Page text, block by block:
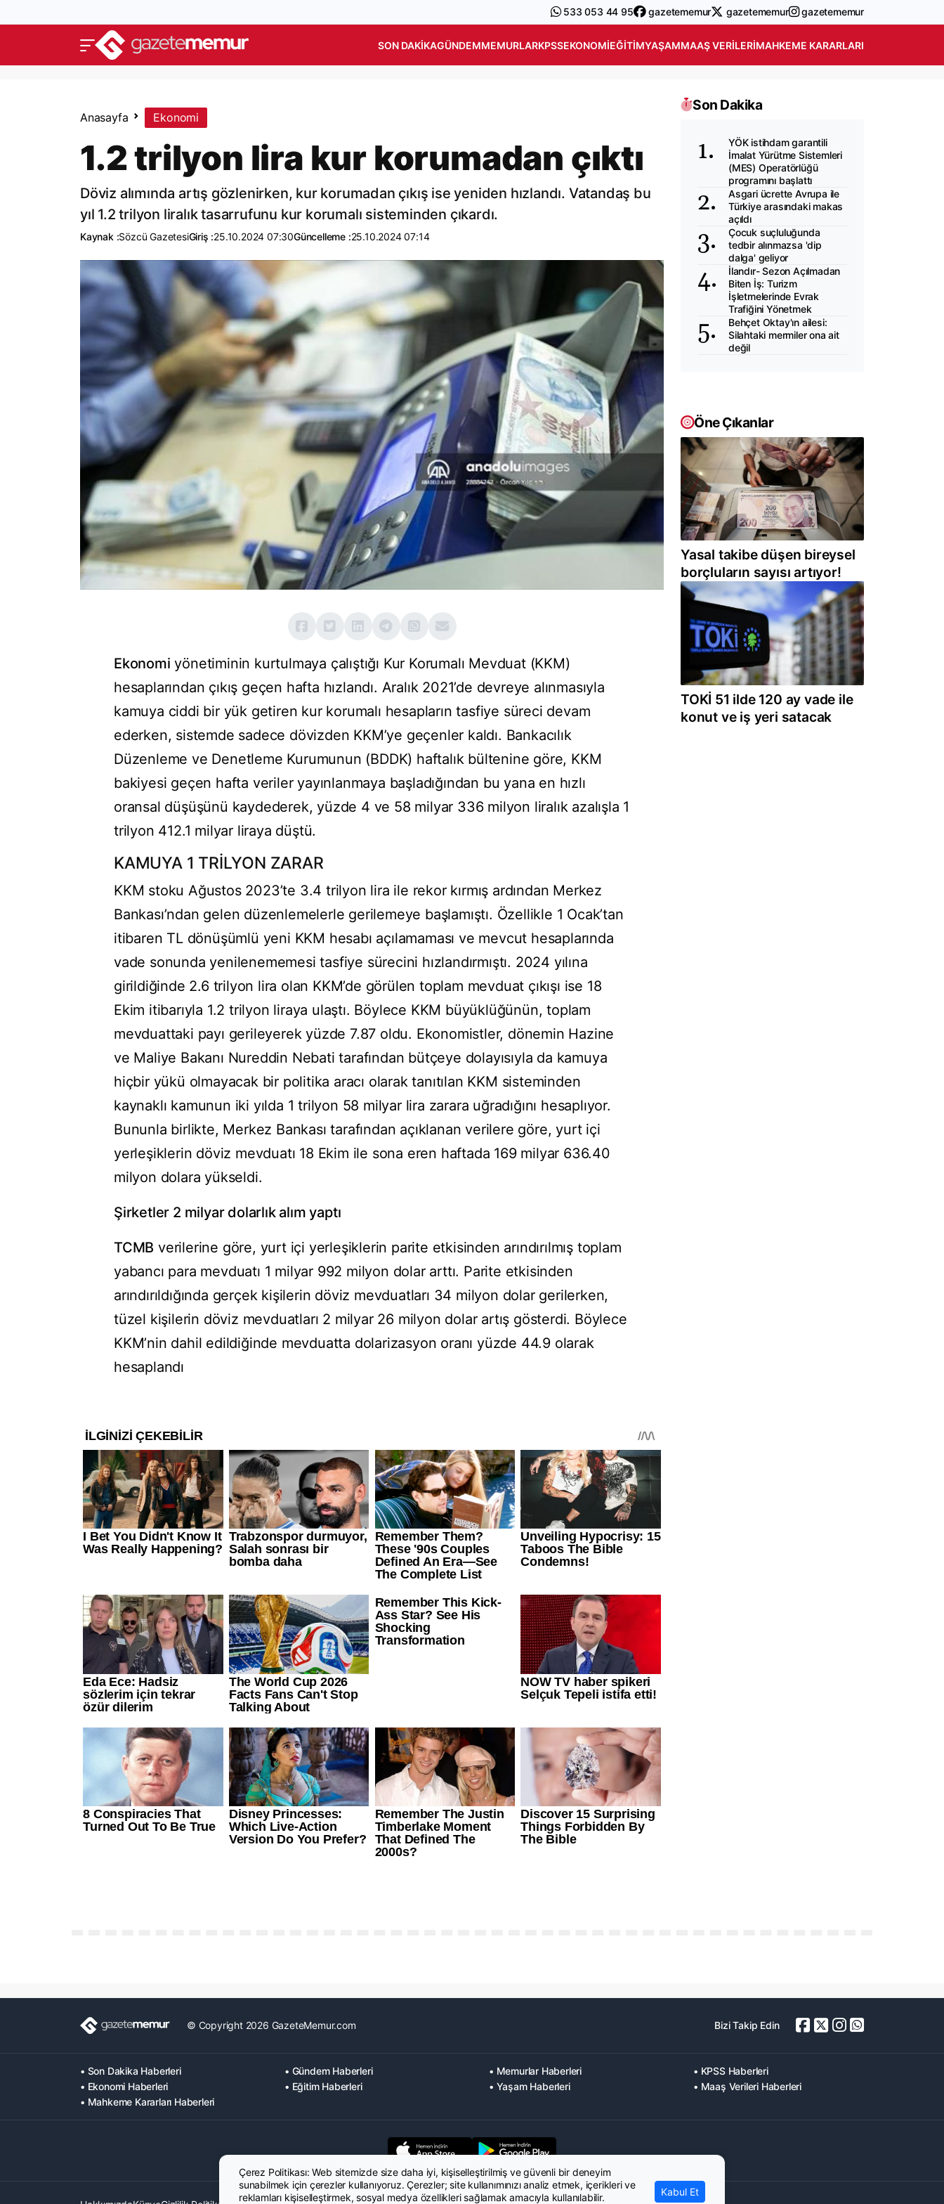
533 053 44 95 gazetememur gazetememur gazetememur
SON DAKIKAGÜNDEMMEMURLARKPSSEKONOMIEĞITIMYAŞAMMAAŞ VERILERIMAHKEME KARARLARI
Anasayfa Ekonomi
1.2 trilyon lira kur korumadan çıktı
Döviz alımında artış gözlenirken, kur korumadan çıkış ise yeniden hızlandı. Vatandaş bu
yıl 1.2 trilyon liralık tasarrufunu kur korumalı sisteminden çıkardı.
Kaynak :Sözcü GazetesiGiriş :25.10.2024 07:30Güncelleme :25.10.2024 07:14
Ekonomi yönetiminin kurtulmaya çalıştığı Kur Korumalı Mevduat (KKM)
hesaplarından çıkış geçen hafta hızlandı. Aralık 2021’de devreye alınmasıyla
kamuya ciddi bir yük getiren kur korumalı hesapların tasfiye süreci devam
ederken, sistemde sadece dövizden KKM’ye geçenler kaldı. Bankacılık
Düzenleme ve Denetleme Kurumunun (BDDK) haftalık bültenine göre, KKM
bakiyesi geçen hafta veriler yayınlanmaya başladığından bu yana en hızlı
oransal düşüşünü kaydederek, yüzde 4 ve 58 milyar 336 milyon liralık azalışla 1
trilyon 412.1 milyar liraya düştü.
KAMUYA 1 TRİLYON ZARAR
KKM stoku Ağustos 2023’te 3.4 trilyon lira ile rekor kırmış ardından Merkez
Bankası’ndan gelen düzenlemelerle gerilemeye başlamıştı. Özellikle 1 Ocak’tan
itibaren TL dönüşümlü yeni KKM hesabı açılamaması ve mevcut hesaplarında
vade sonunda yenilenememesi tasfiye sürecini hızlandırmıştı. 2024 yılına
girildiğinde 2.6 trilyon lira olan KKM’de görülen toplam mevduat çıkışı ise 18
Ekim itibarıyla 1.2 trilyon liraya ulaştı. Böylece KKM büyüklüğünün, toplam
mevduattaki payı gerileyerek yüzde 7.87 oldu. Ekonomistler, dönemin Hazine
ve Maliye Bakanı Nureddin Nebati tarafından bütçeye dolayısıyla da kamuya
hiçbir yükü olmayacak bir politika aracı olarak tanıtılan KKM sisteminden
kaynaklı kamunun iki yılda 1 trilyon 58 milyar lira zarara uğradığını hesaplıyor.
Bununla birlikte, Merkez Bankası tarafından açıklanan verilere göre, yurt içi
yerleşiklerin döviz mevduatı 18 Ekim ile sona eren haftada 169 milyar 636.40
milyon dolara yükseldi.
Şirketler 2 milyar dolarlık alım yaptı
TCMB verilerine göre, yurt içi yerleşiklerin parite etkisinden arındırılmış toplam
yabancı para mevduatı 1 milyar 992 milyon dolar arttı. Parite etkisinden
arındırıldığında gerçek kişilerin döviz mevduatları 34 milyon dolar gerilerken,
tüzel kişilerin döviz mevduatları 2 milyar 26 milyon dolar artış gösterdi. Böylece
KKM’nin dahil edildiğinde mevduatta dolarizasyon oranı yüzde 44.9 olarak
hesaplandı
Son Dakika
YÖK istihdam garantili
İmalat Yürütme Sistemleri
(MES) Operatörlüğü
programını başlattı
Asgari ücrette Avrupa ile
Türkiye arasındaki makas
açıldı
Çocuk suçluluğunda
tedbir alınmazsa 'dip
dalga' geliyor
İlandır- Sezon Açılmadan
Biten İş: Turizm
İşletmelerinde Evrak
Trafiğini Yönetmek
Behçet Oktay'ın ailesi:
Silahtaki mermiler ona ait
değil
Öne Çıkanlar
Yasal takibe düşen bireysel
borçluların sayısı artıyor!
TOKİ 51 ilde 120 ay vade ile
konut ve iş yeri satacak
© Copyright 2026 GazeteMemur.com Bizi Takip Edin
• Son Dakika Haberleri • Gündem Haberleri • Memurlar Haberleri
• KPSS Haberleri
• Ekonomi Haberleri
• Eğitim Haberleri • Yaşam Haberleri
• Maaş Verileri Haberleri
• Mahkeme Kararları Haberleri
Çerez Politikası: Web sitemizde size daha iyi, kişiselleştirilmiş ve güvenli bir deneyim
sunabilmek için çerezler kullanıyoruz. Çerezler; site kullanımınızı analiz etmek, içerikleri ve
reklamları kişiselleştirmek, sosyal medya özellikleri sağlamak amacıyla kullanılabilir.
Kabul Et